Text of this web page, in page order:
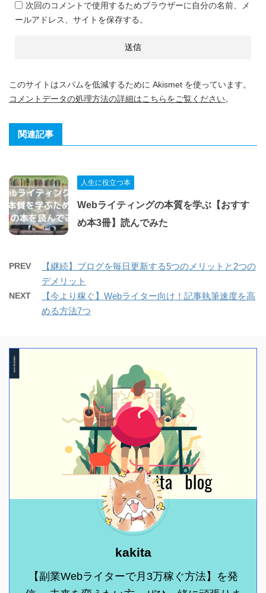
次回のコメントで使用するためブラウザーに自分の名前、メ
ールアドレス、サイトを保存する。
このサイトはスパムを低減するために Akismet を使っています。
コメントデータの処理方法の詳細はこちらをご覧ください。
関連記事
人生に役立つ本
Webライティングの本質を学ぶ【おすす
め本3冊】読んでみた
PREV
【継続】ブログを毎日更新する5つのメリットと2つの
デメリット
NEXT
【今より稼ぐ】Webライター向け！記事執筆速度を高
める方法7つ
kakita
【副業Webライターで月3万稼ぐ方法】を発